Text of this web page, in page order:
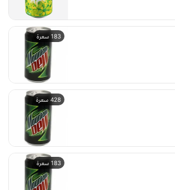
183 سعرة
428 سعرة
183 سعرة